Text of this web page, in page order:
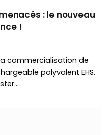
: le nouveau
!
commercialisation de
polyvalent EHS.